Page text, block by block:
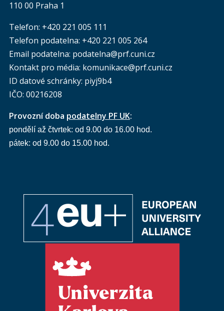
110 00 Praha 1
Telefon: +420 221 005 111
Telefon podatelna: +420 221 005 264
Email podatelna: podatelna@prf.cuni.cz
Kontakt pro média: komunikace@prf.cuni.cz
ID datové schránky: piyj9b4
IČO: 00216208
Provozní doba podatelny PF UK:
pondělí až čtvrtek: od 9.00 do 16.00 hod.
pátek: od 9.00 do 15.00 hod.